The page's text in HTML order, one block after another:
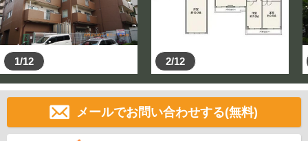
1/12 2/12
メールでお問い合わせする(無料)